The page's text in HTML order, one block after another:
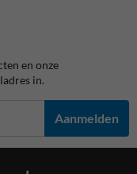
en onze
in.
Aanmelden